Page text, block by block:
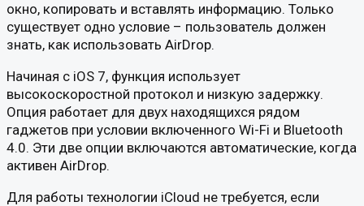
окно, копировать и вставлять информацию. Только
существует одно условие – пользователь должен
знать, как использовать AirDrop.
Начиная с iOS 7, функция использует
высокоскоростной протокол и низкую задержку.
Опция работает для двух находящихся рядом
гаджетов при условии включенного Wi-Fi и Bluetooth
4.0. Эти две опции включаются автоматические, когда
активен AirDrop.
Для работы технологии iCloud не требуется, если